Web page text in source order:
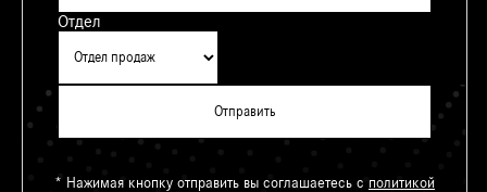
Отдел
* Нажимая кнопку отправить вы соглашаетесь с политикой